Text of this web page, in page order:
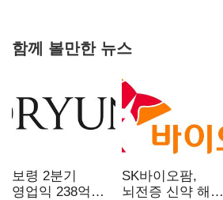
함께 볼만한 뉴스
보령 2분기
영업익 238억…
SK바이오팜,
뇌전증 신약 해외